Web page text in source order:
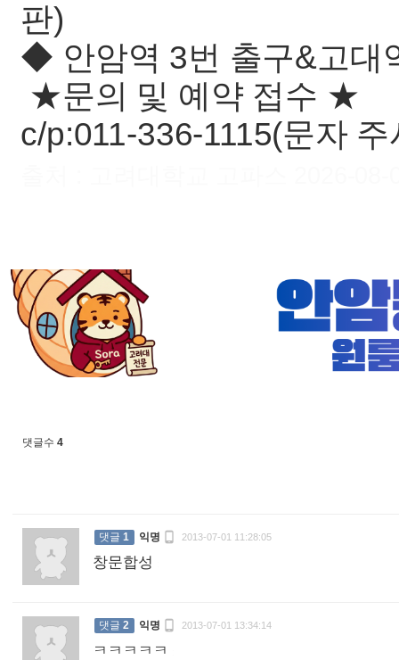
판)
◆ 안암역 3번 출구&고대
★문의 및 예약 접수 ★
c/p:011-336-1115(문자
댓글수 4
댓글 1 익명  2013-07-01 11:28:05
창문합성
댓글 2 익명  2013-07-01 13:34:14
ㅋㅋㅋㅋㅋ